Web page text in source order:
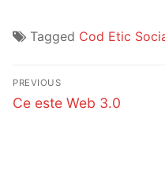
Tagged Cod Etic
Post
navigation
PREVIOUS
Previous
Ce este Web 3.0